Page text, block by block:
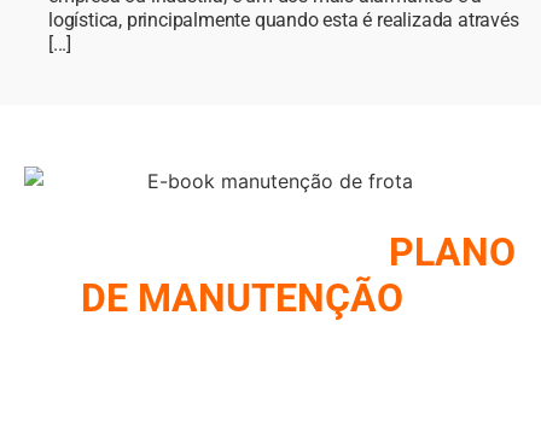
logística, principalmente quando esta é realizada através
[...]
PLANO
DE MANUTENÇÃO